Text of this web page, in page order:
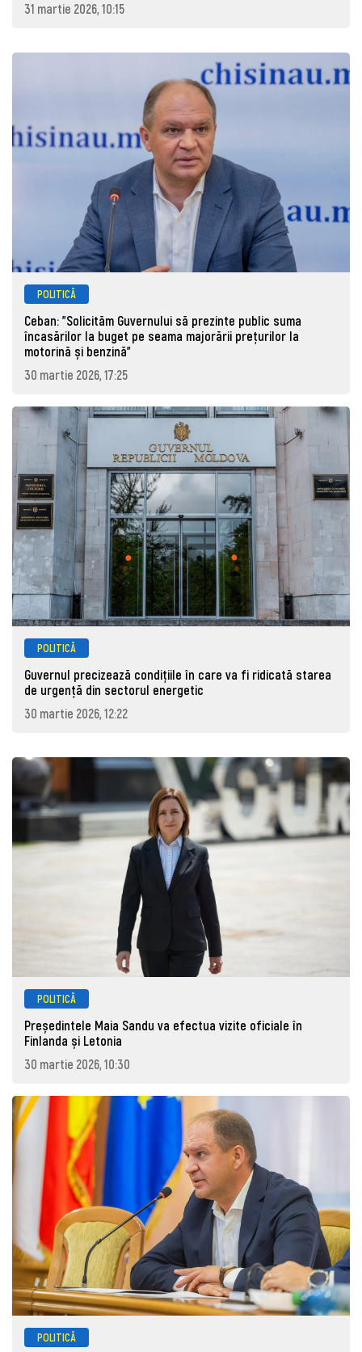
31 martie 2026, 10:15
POLITICĂ
Ceban: "Solicităm Guvernului să prezinte public suma
încasărilor la buget pe seama majorării prețurilor la
motorină și benzină"
30 martie 2026, 17:25
POLITICĂ
Guvernul precizează condițiile în care va fi ridicată starea
de urgență din sectorul energetic
30 martie 2026, 12:22
POLITICĂ
Președintele Maia Sandu va efectua vizite oficiale în
Finlanda și Letonia
30 martie 2026, 10:30
POLITICĂ